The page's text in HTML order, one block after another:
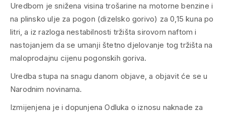
Uredbom je snižena visina trošarine na motorne benzine i
na plinsko ulje za pogon (dizelsko gorivo) za 0,15 kuna po
litri, a iz razloga nestabilnosti tržišta sirovom naftom i
nastojanjem da se umanji štetno djelovanje tog tržišta na
maloprodajnu cijenu pogonskih goriva.
Uredba stupa na snagu danom objave, a objavit će se u
Narodnim novinama.
Izmijenjena je i dopunjena Odluka o iznosu naknade za